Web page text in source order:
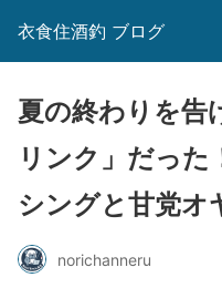
衣食住酒釣 ブログ
夏の終わりを告
リンク」だった
シングと甘党オ
norichanneru